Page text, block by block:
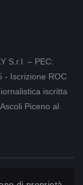
S.r.l. – PEC:
- Iscrizione ROC
iscritta
Piceno al